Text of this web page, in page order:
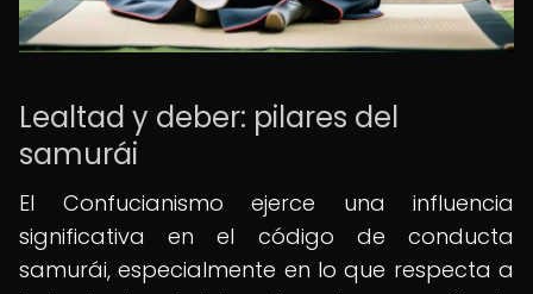
Lealtad y deber: pilares del
samurái
El Confucianismo ejerce una influencia
significativa en el código de conducta
samurái, especialmente en lo que respecta a